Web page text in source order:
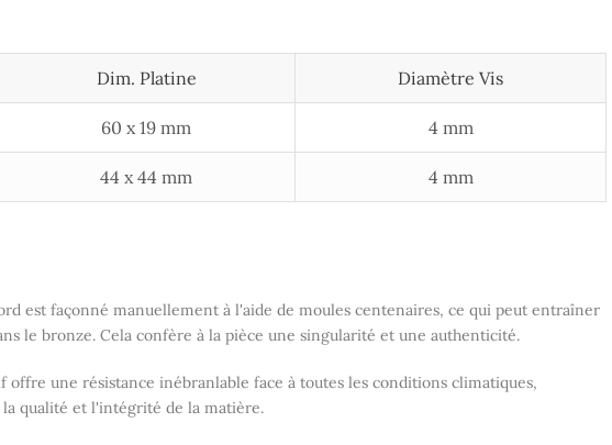
Dim. Platine Diamètre Vis
60 x 19 mm 4 mm
44 x 44 mm 4 mm
est façonné manuellement à l'aide de moules centenaires, ce qui peut entraîner
le bronze. Cela confère à la pièce une singularité et une authenticité.
offre une résistance inébranlable face à toutes les conditions climatiques,
qualité et l'intégrité de la matière.